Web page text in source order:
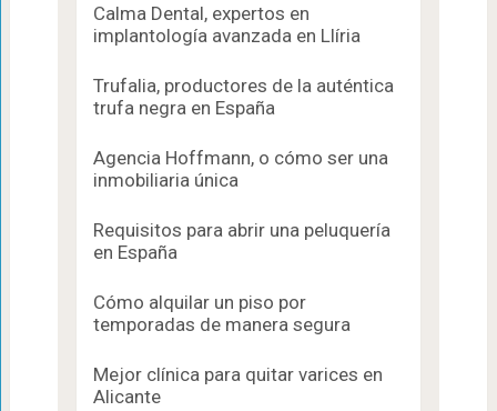
Calma Dental, expertos en
implantología avanzada en Llíria
Trufalia, productores de la auténtica
trufa negra en España
Agencia Hoffmann, o cómo ser una
inmobiliaria única
Requisitos para abrir una peluquería
en España
Cómo alquilar un piso por
temporadas de manera segura
Mejor clínica para quitar varices en
Alicante